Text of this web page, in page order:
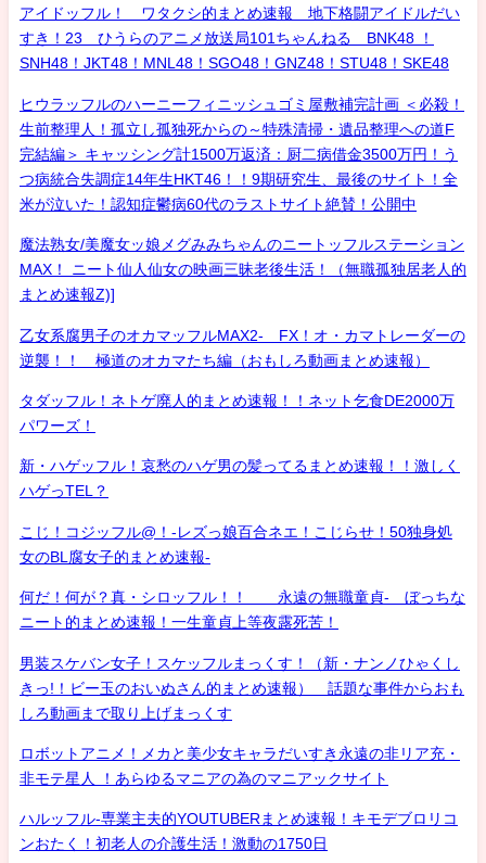
アイドッフル！ ワタクシ的まとめ速報 地下格闘アイドルだい
すき！23 ひうらのアニメ放送局101ちゃんねる BNK48 ！
SNH48！JKT48！MNL48！SGO48！GNZ48！STU48！SKE48
ヒウラッフルのハーニーフィニッシュゴミ屋敷補完計画 ＜必殺！
生前整理人！孤立し孤独死からの～特殊清掃・遺品整理への道F
完結編＞ キャッシング計1500万返済：厨二病借金3500万円！う
つ病統合失調症14年生HKT46！！9期研究生、最後のサイト！全
米が泣いた！認知症鬱病60代のラストサイト絶賛！公開中
魔法熟女/美魔女ッ娘メグみみちゃんのニートッフルステーション
MAX！ ニート仙人仙女の映画三昧老後生活！（無職孤独居老人的
まとめ速報Z)]
乙女系腐男子のオカマッフルMAX2- FX！オ・カマトレーダーの
逆襲！！ 極道のオカマたち編（おもしろ動画まとめ速報）
タダッフル！ネトゲ廃人的まとめ速報！！ネット乞食DE2000万
パワーズ！
新・ハゲッフル！哀愁のハゲ男の髪ってるまとめ速報！！激しく
ハゲっTEL？
こじ！コジッフル@！-レズっ娘百合ネエ！こじらせ！50独身処
女のBL腐女子的まとめ速報-
何だ！何が？真・シロッフル！！ 永遠の無職童貞- ぼっちな
ニート的まとめ速報！一生童貞上等夜露死苦！
男装スケバン女子！スケッフルまっくす！（新・ナンノひゃくし
きっ!！ビー玉のおいぬさん的まとめ速報） 話題な事件からおも
しろ動画まで取り上げまっくす
ロボットアニメ！メカと美少女キャラだいすき永遠の非リア充・
非モテ星人 ！あらゆるマニアの為のマニアックサイト
ハルッフル-専業主夫的YOUTUBERまとめ速報！キモデブロリコ
ンおたく！初老人の介護生活！激動の1750日